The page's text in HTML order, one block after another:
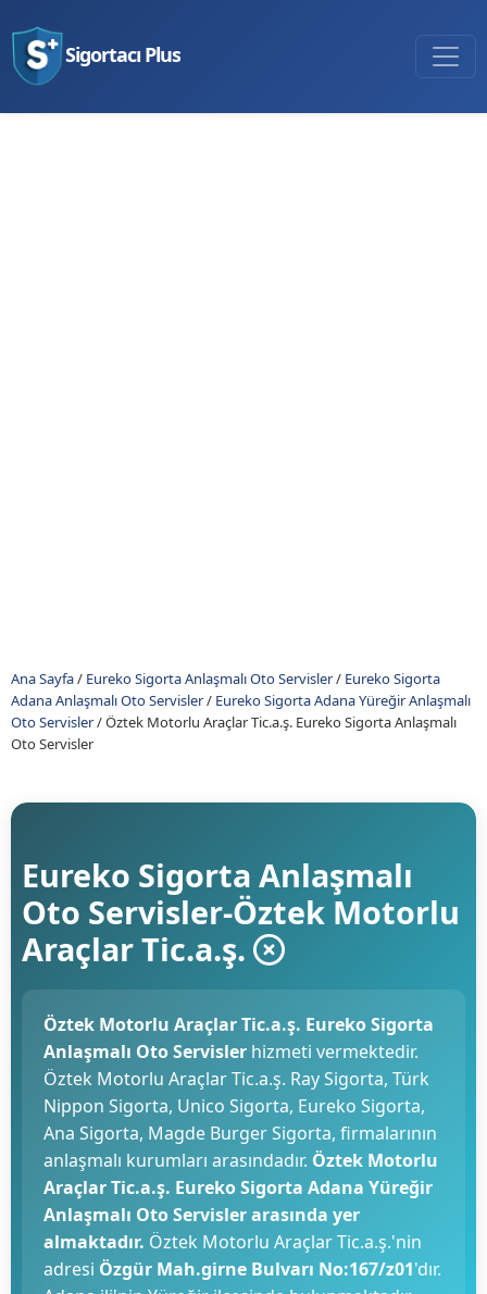
Sigortacı Plus
Ana Sayfa/ Eureko Sigorta Anlaşmalı Oto Servisler/ Eureko Sigorta
Adana Anlaşmalı Oto Servisler/ Eureko Sigorta Adana Yüreğir Anlaşmalı
Oto Servisler/Öztek Motorlu Araçlar Tic.a.ş. Eureko Sigorta Anlaşmalı
Oto Servisler
Eureko Sigorta Anlaşmalı
Oto Servisler-Öztek Motorlu
Araçlar Tic.a.ş.
Öztek Motorlu Araçlar Tic.a.ş. Eureko Sigorta
Anlaşmalı Oto Servisler hizmeti vermektedir.
Öztek Motorlu Araçlar Tic.a.ş. Ray Sigorta, Türk
Nippon Sigorta, Unico Sigorta, Eureko Sigorta,
Ana Sigorta, Magde Burger Sigorta, firmalarının
anlaşmalı kurumları arasındadır. Öztek Motorlu
Araçlar Tic.a.ş. Eureko Sigorta Adana Yüreğir
Anlaşmalı Oto Servisler arasında yer
almaktadır. Öztek Motorlu Araçlar Tic.a.ş.'nin
adresi Özgür Mah.girne Bulvarı No:167/z01'dır.